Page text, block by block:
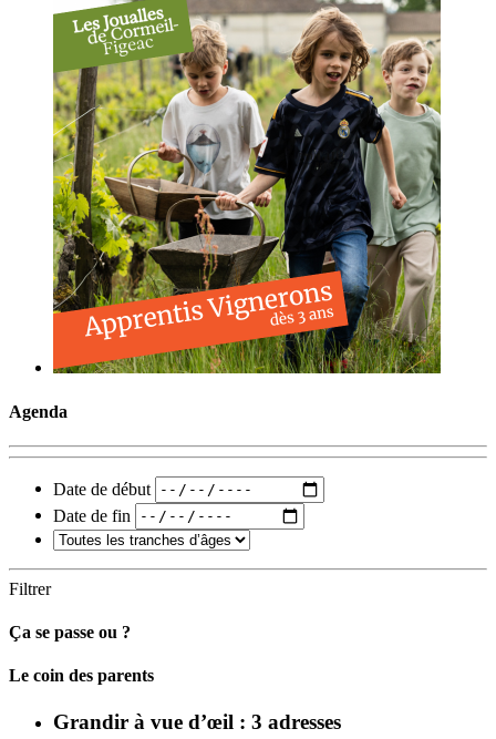
Agenda
Date de début
Date de fin
Filtrer
Ça se passe ou ?
Carto
Le coin des parents
Grandir à vue d’œil : 3 adresses